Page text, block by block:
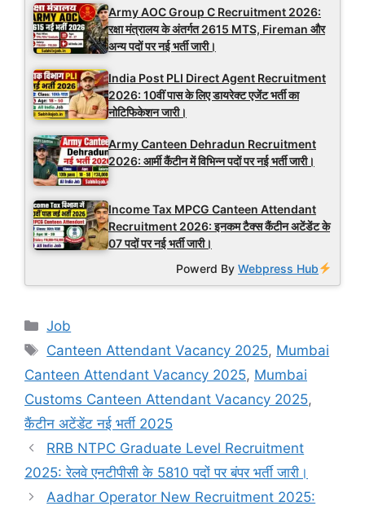
Army AOC Group C Recruitment 2026:
रक्षा मंत्रालय के अंतर्गत 2615 MTS, Fireman और
अन्य पदों पर नई भर्ती जारी।
India Post PLI Direct Agent Recruitment
2026: 10वीं पास के लिए डायरेक्ट एजेंट भर्ती का
नोटिफिकेशन जारी।
Army Canteen Dehradun Recruitment
2026: आर्मी कैंटीन में विभिन्न पदों पर नई भर्ती जारी।
Income Tax MPCG Canteen Attendant
Recruitment 2026: इनकम टैक्स कैंटीन अटेंडेंट के
07 पदों पर नई भर्ती जारी।
Powerd ByWebpress Hub
Categories
Job
Tags
Canteen Attendant Vacancy 2025, Mumbai
Canteen Attendant Vacancy 2025, Mumbai
Customs Canteen Attendant Vacancy 2025,
कैंटीन अटेंडेंट नई भर्ती 2025
RRB NTPC Graduate Level Recruitment
2025: रेलवे एनटीपीसी के 5810 पदों पर बंपर भर्ती जारी।
Aadhar Operator New Recruitment 2025: